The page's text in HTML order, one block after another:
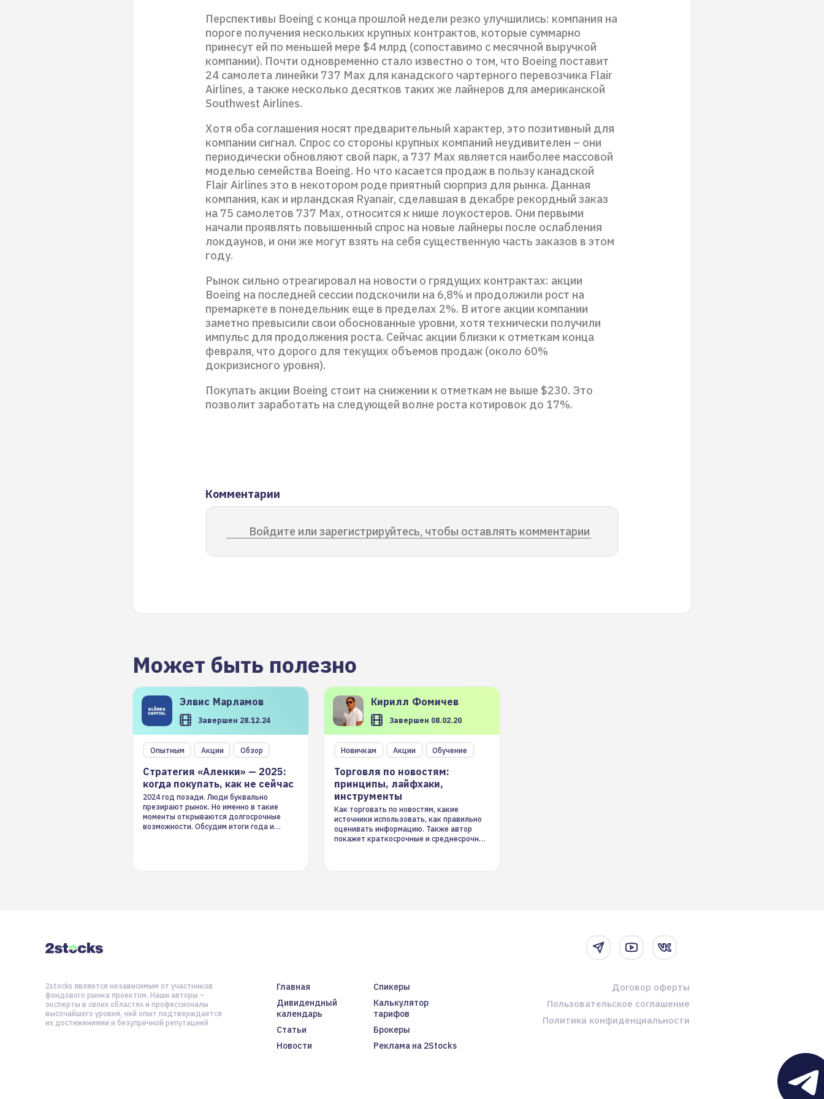
Перспективы Boeing с конца прошлой недели резко улучшились: компания на
пороге получения нескольких крупных контрактов, которые суммарно
принесут ей по меньшей мере $4 млрд (сопоставимо с месячной выручкой
компании). Почти одновременно стало известно о том, что Boeing поставит
24 самолета линейки 737 Max для канадского чартерного перевозчика Flair
Airlines, а также несколько десятков таких же лайнеров для американской
Southwest Airlines.
Хотя оба соглашения носят предварительный характер, это позитивный для
компании сигнал. Спрос со стороны крупных компаний неудивителен – они
периодически обновляют свой парк, а 737 Max является наиболее массовой
моделью семейства Boeing. Но что касается продаж в пользу канадской
Flair Airlines это в некотором роде приятный сюрприз для рынка. Данная
компания, как и ирландская Ryanair, сделавшая в декабре рекордный заказ
на 75 самолетов 737 Max, относится к нише лоукостеров. Они первыми
начали проявлять повышенный спрос на новые лайнеры после ослабления
локдаунов, и они же могут взять на себя существенную часть заказов в этом
году.
Рынок сильно отреагировал на новости о грядущих контрактах: акции
Boeing на последней сессии подскочили на 6,8% и продолжили рост на
премаркете в понедельник еще в пределах 2%. В итоге акции компании
заметно превысили свои обоснованные уровни, хотя технически получили
импульс для продолжения роста. Сейчас акции близки к отметкам конца
февраля, что дорого для текущих объемов продаж (около 60%
докризисного уровня).
Покупать акции Boeing стоит на снижении к отметкам не выше $230. Это
позволит заработать на следующей волне роста котировок до 17%.
Комментарии
Войдите или зарегистрируйтесь, чтобы оставлять комментарии
Может быть полезно
Элвис Марламов
Завершен 28.12.24
Опытным Акции Обзор
Стратегия «Аленки» — 2025:
когда покупать, как не сейчас
2024 год позади. Люди буквально
презирают рынок. Но именно в такие
моменты открываются долгосрочные
возможности. Обсудим итоги года и
Кирилл Фомичев
Завершен 08.02.20
Новичкам Акции Обучение
Торговля по новостям:
принципы, лайфхаки,
инструменты
Как торговать по новостям, какие
источники использовать, как правильно
оценивать информацию. Также автор
покажет краткосрочные и среднесрочные
Главная
Спикеры
Дивидендный
календарь
Калькулятор
тарифов
Статьи
Брокеры
Новости
Реклама на 2Stocks
2stocks является независимым от участников
фондового рынка проектом. Наши авторы –
эксперты в своих областях и профессионалы
высочайшего уровня, чей опыт подтверждается
их достижениями и безупречной репутацией
Договор оферты
Пользовательское соглашение
Политика конфиденциальности